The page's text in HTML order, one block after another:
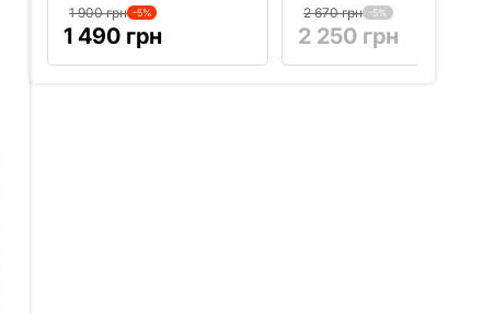
1 900 грн -5%
1 490 грн
2 670 грн -5%
2 250 грн